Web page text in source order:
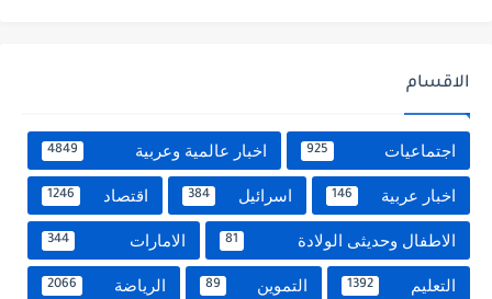
الاقسام
اجتماعيات 925 اخبار عالمية وعربية 4849
اخبار عربية 146 اسرائيل 384 اقتصاد 1246
الاطفال وحديثى الولادة 81 الامارات 344
التعليم 1392 التموين 89 الرياضة 2066